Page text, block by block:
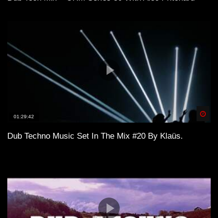
01:29:42
Dub Techno Music Set In The Mix #20 By Klaüs.